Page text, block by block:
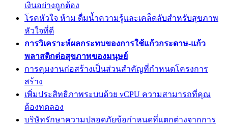
เงินอย่างถูกต้อง
โรคหัวใจ ห้าม ดื่มน้ำความรู้และเคล็ดลับสำหรับสุขภาพ
หัวใจที่ดี
การวิเคราะห์ผลกระทบของการใช้แก้วกระดาษ-แก้ว
พลาสติกต่อสุขภาพของมนุษย์
การคุมงานก่อสร้างเป็นส่วนสำคัญที่กำหนดโครงการ
สร้าง
เพิ่มประสิทธิภาพระบบด้วย vCPU ความสามารถที่คุณ
ต้องทดลอง
บริษัทรักษาความปลอดภัยข้อกำหนดที่แตกต่างจากการ